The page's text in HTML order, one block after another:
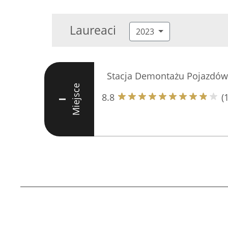
Laureaci 2023
I Miejsce
Stacja Demontażu Pojazdów
8.8